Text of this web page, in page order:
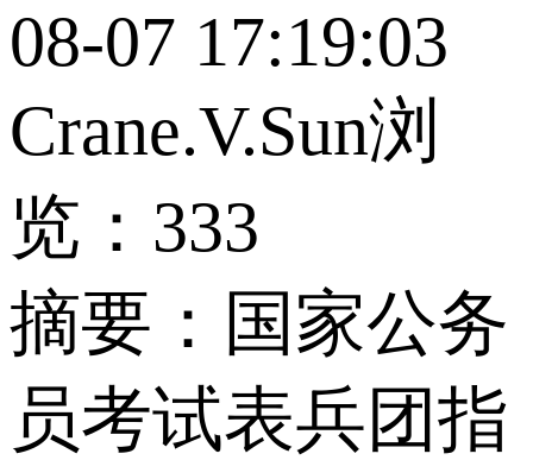
08-07 17:19:03
Crane.V.Sun浏
览：333
摘要： 国家公务
员考试表兵团指